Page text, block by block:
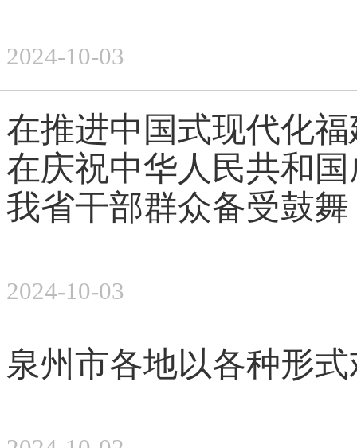
2024-10-03
在推进中国式现代化
在庆祝中华人民共和
我省干部群众备受鼓舞
2024-10-03
泉州市各地以各种形